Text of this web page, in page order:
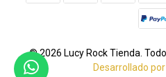
© 2026 Lucy Rock Tienda.
Desarrollado